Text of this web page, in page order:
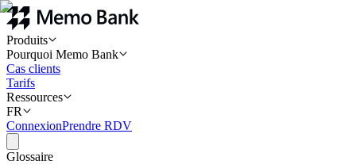
Produits
Pourquoi Memo Bank
Cas clients
Tarifs
Ressources
FR
ConnexionPrendre RDV
Glossaire